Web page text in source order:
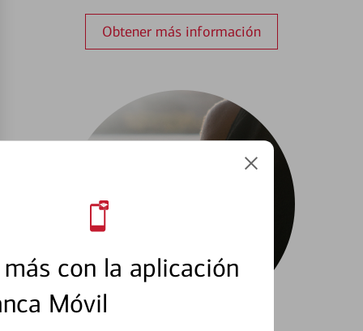
con la aplicación
Móvil
Obtener más información